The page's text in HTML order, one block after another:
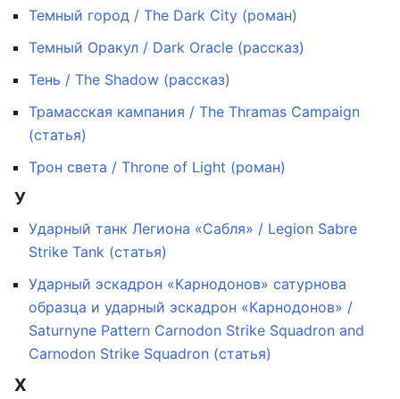
Темный город / The Dark City (роман)
Темный Оракул / Dark Oracle (рассказ)
Тень / The Shadow (рассказ)
Трамасская кампания / The Thramas Campaign
(статья)
Трон света / Throne of Light (роман)
У
Ударный танк Легиона «Сабля» / Legion Sabre
Strike Tank (статья)
Ударный эскадрон «Карнодонов» сатурнова
образца и ударный эскадрон «Карнодонов» /
Saturnyne Pattern Carnodon Strike Squadron and
Carnodon Strike Squadron (статья)
Х